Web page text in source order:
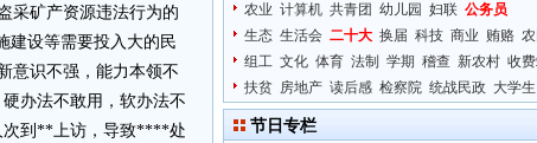
采矿产资源违法行为的
建设等需要投入大的民
意识不强，能力本领不
办法不敢用，软办法不
次到**上访，导致****处
农业 计算机 共青团 幼儿园 妇联 公务员
生态 生活会 二十大 换届 科技 商业 贿赂
组工 文化 体育 法制 学期 稽查 新农村 收
扶贫 房地产 读后感 检察院 统战民政 大学生
节日专栏